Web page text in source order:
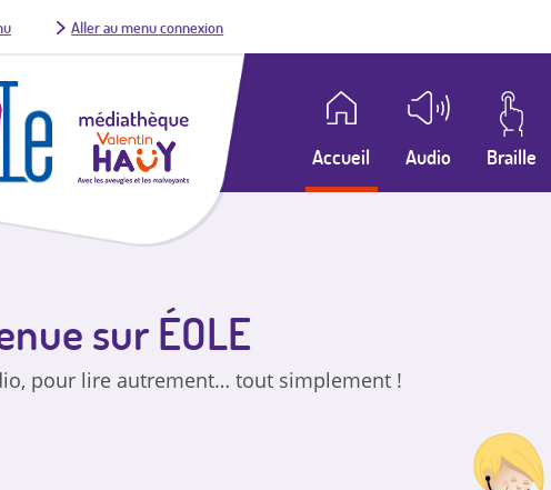
Aller au menu connexion
Accueil Audio Braille
sur ÉOLE
pour lire autrement… tout simplement !